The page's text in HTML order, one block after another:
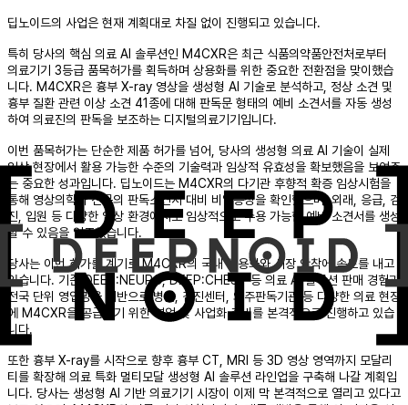
딥노이드의 사업은 현재 계획대로 차질 없이 진행되고 있습니다.
특히 당사의 핵심 의료 AI 솔루션인 M4CXR은 최근 식품의약품안전처로부터
의료기기 3등급 품목허가를 획득하며 상용화를 위한 중요한 전환점을 맞이했습
니다. M4CXR은 흉부 X-ray 영상을 생성형 AI 기술로 분석하고, 정상 소견 및
흉부 질환 관련 이상 소견 41종에 대해 판독문 형태의 예비 소견서를 자동 생성
하여 의료진의 판독을 보조하는 디지털의료기기입니다.
이번 품목허가는 단순한 제품 허가를 넘어, 당사의 생성형 의료 AI 기술이 실제
임상 현장에서 활용 가능한 수준의 기술력과 임상적 유효성을 확보했음을 보여주
는 중요한 성과입니다. 딥노이드는 M4CXR의 다기관 후향적 확증 임상시험을
통해 영상의학과 전문의 판독소견서 대비 비열등성을 확인했으며, 외래, 응급, 검
진, 입원 등 다양한 임상 환경에서도 임상적으로 수용 가능한 예비 소견서를 생성
할 수 있음을 입증했습니다.
당사는 이번 허가를 계기로 M4CXR의 국내 상용화와 시장 안착에 속도를 내고
있습니다. 기존 DEEP:NEURO, DEEP:CHEST 등 의료 AI 솔루션 판매 경험과
전국 단위 영업망을 기반으로 병원, 검진센터, 외주판독기관 등 다양한 의료 현장
에 M4CXR을 공급하기 위한 영업 및 사업화 준비를 본격적으로 진행하고 있습
니다.
또한 흉부 X-ray를 시작으로 향후 흉부 CT, MRI 등 3D 영상 영역까지 모달리
티를 확장해 의료 특화 멀티모달 생성형 AI 솔루션 라인업을 구축해 나갈 계획입
니다. 당사는 생성형 AI 기반 의료기기 시장이 이제 막 본격적으로 열리고 있다고